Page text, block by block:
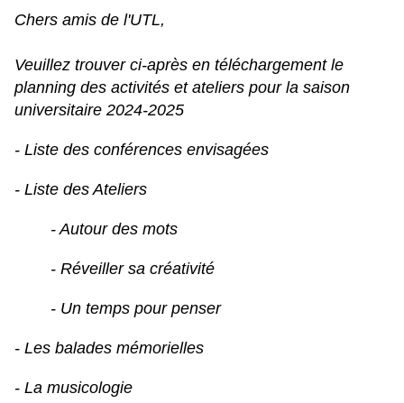
Chers amis de l'UTL,
Veuillez trouver ci-après en téléchargement le
planning des activités et ateliers pour la saison
universitaire 2024-2025
- Liste des conférences envisagées
- Liste des Ateliers
- Autour des mots
- Réveiller sa créativité
- Un temps pour penser
- Les balades mémorielles
- La musicologie